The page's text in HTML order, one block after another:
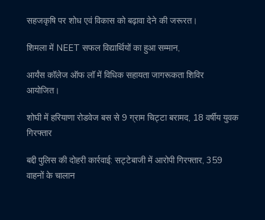
सहजकृषि पर शोध एवं विकास को बढ़ावा देने की जरूरत।
शिमला में NEET सफल विद्यार्थियों का हुआ सम्मान,
आर्यंस कॉलेज ऑफ लॉ में विधिक सहायता जागरूकता शिविर
आयोजित।
शोघी में हरियाणा रोडवेज बस से 9 ग्राम चिट्टा बरामद, 18 वर्षीय युवक
गिरफ्तार
बद्दी पुलिस की दोहरी कार्रवाई: सट्टेबाजी में आरोपी गिरफ्तार, 359
वाहनों के चालान